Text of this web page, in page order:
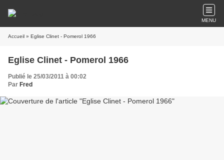
MENU
Accueil » Eglise Clinet - Pomerol 1966
Eglise Clinet - Pomerol 1966
Publié le 25/03/2011 à 00:02
Par Fred